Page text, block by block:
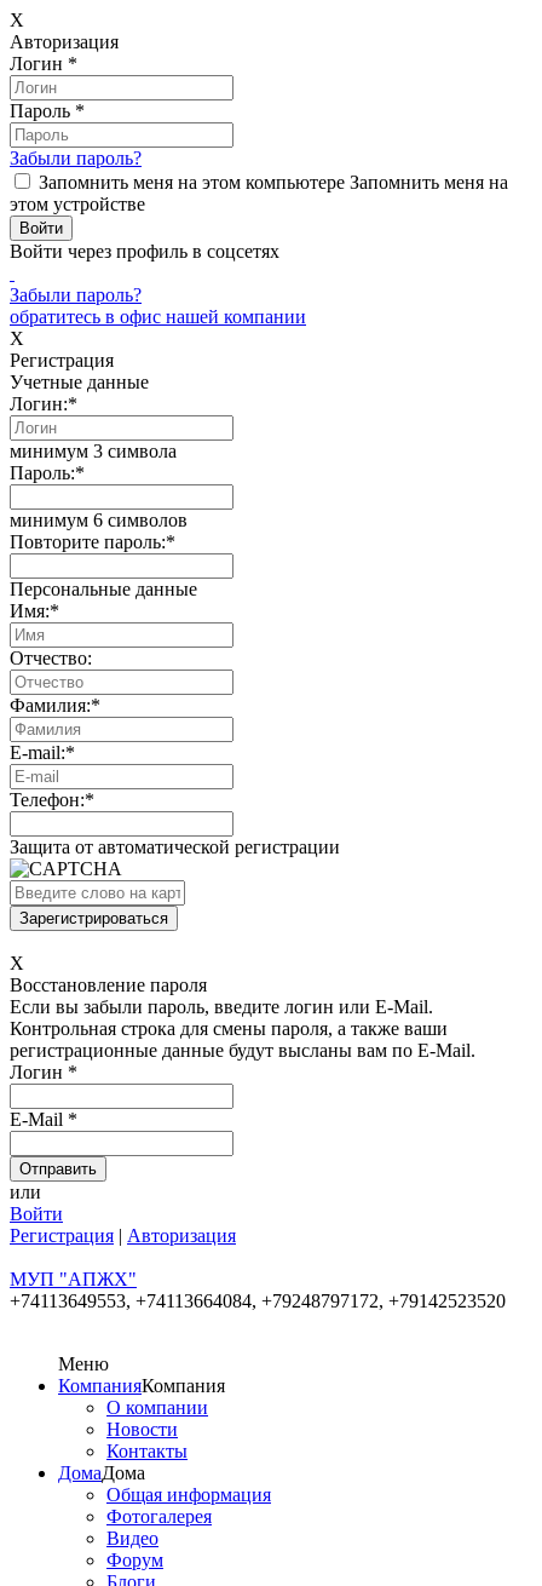
X
Авторизация
Логин *
Пароль *
Забыли пароль?
Запомнить меня на этом компьютере Запомнить меня на
этом устройстве
Войти через профиль в соцсетях
Забыли пароль?
обратитесь в офис нашей компании
X
Регистрация
Учетные данные
Логин:*
минимум 3 символа
Пароль:*
минимум 6 символов
Повторите пароль:*
Персональные данные
Имя:*
Отчество:
Фамилия:*
E-mail:*
Телефон:*
Защита от автоматической регистрации
X
Восстановление пароля
Если вы забыли пароль, введите логин или E-Mail.
Контрольная строка для смены пароля, а также ваши
регистрационные данные будут высланы вам по E-Mail.
Логин *
E-Mail *
или
Войти
Регистрация | Авторизация
МУП "АПЖХ"
+74113649553, +74113664084, +79248797172, +79142523520
Меню
КомпанияКомпания
О компании
Новости
Контакты
ДомаДома
Общая информация
Фотогалерея
Видео
Форум
Блоги